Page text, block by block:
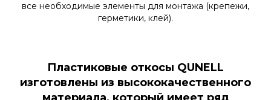
все необходимые элементы для монтажа (крепежи,
герметики, клей).
Пластиковые откосы QUNELL
изготовлены из высококачественного